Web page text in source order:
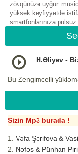
zövqünüzə uyğun
yüksək keyfiyyətdə
smartfonlarınıza
H.Əliyev -
Bu Zengimcelli
Sizin Mp3 burada !
Vəfa Şərifova &
Nəfəs & Pünhan